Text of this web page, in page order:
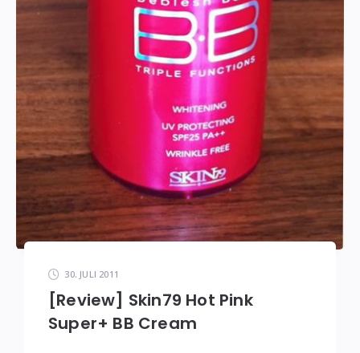
30. JULI 2011
[Review] Skin79 Hot Pink
Super+ BB Cream